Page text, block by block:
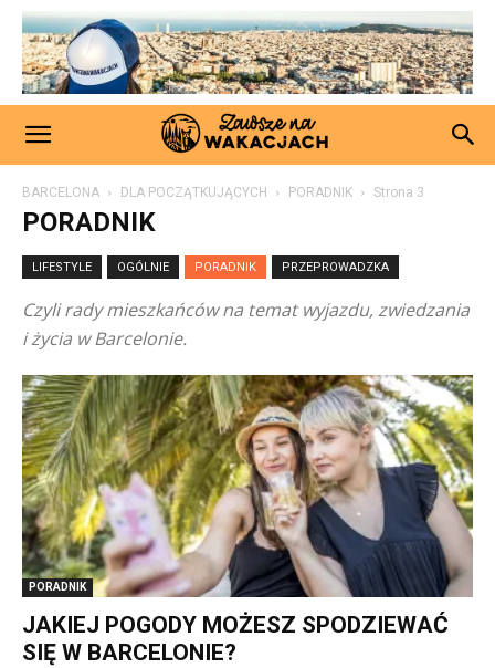
BARCELONA DLA POCZĄTKUJĄCYCH PORADNIK Strona 3
PORADNIK
LIFESTYLE OGÓLNIE PORADNIK PRZEPROWADZKA
Czyli rady mieszkańców na temat wyjazdu, zwiedzania
i życia w Barcelonie.
PORADNIK
JAKIEJ POGODY MOŻESZ SPODZIEWAĆ
SIĘ W BARCELONIE?